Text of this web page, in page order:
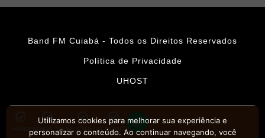
Band FM Cuiabá - Todos os Direitos Reservados
Política de Privacidade
UHOST
PROMOÇÕESAPLICATIVOS CONTATO
Utilizamos cookies para melhorar sua experiência e
personalizar o conteúdo. Ao continuar navegando, você